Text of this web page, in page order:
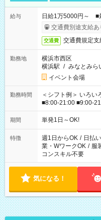
給与
日給1万5000円～ ■
交通費別途支給あ
交通費 交通費規定支
勤務地
横浜市西区
横浜駅 / みなとみら
イベント会場
勤務時間
＜シフト例＞ いろ
■8:00-21:00 ■9:00-
期間 単発1日～OK!
特徴 週1日からOK / 日払
業・WワークOK / 服
コンスキル不要
気になる！